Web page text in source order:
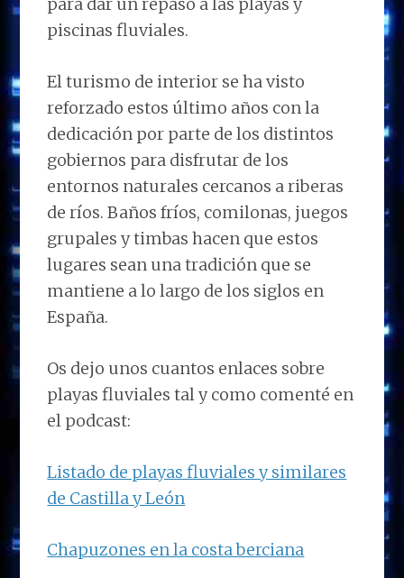
piscinas fluviales.
El turismo de interior se ha visto
reforzado estos último años con la
dedicación por parte de los distintos
gobiernos para disfrutar de los
entornos naturales cercanos a riberas
de ríos. Baños fríos, comilonas, juegos
grupales y timbas hacen que estos
lugares sean una tradición que se
mantiene a lo largo de los siglos en
España.
Os dejo unos cuantos enlaces sobre
playas fluviales tal y como comenté en
el podcast:
Listado de playas fluviales y similares
de Castilla y León
Chapuzones en la costa berciana